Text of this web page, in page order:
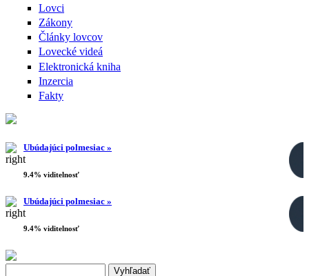
Lovci
Zákony
Články lovcov
Lovecké videá
Elektronická kniha
Inzercia
Fakty
Ubúdajúci polmesiac »
9.4% viditelnosť
Ubúdajúci polmesiac »
9.4% viditelnosť